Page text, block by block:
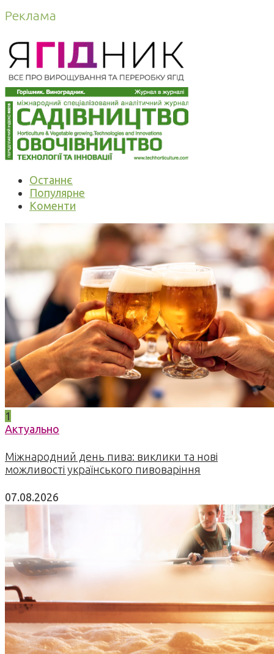
Реклама
Останнє
Популярне
Коменти
1
Актуально
Міжнародний день пива: виклики та нові
можливості українського пивоваріння
07.08.2026